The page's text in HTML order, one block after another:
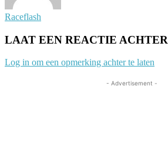
Raceflash
LAAT EEN REACTIE ACHTER
Log in om een opmerking achter te laten
- Advertisement -